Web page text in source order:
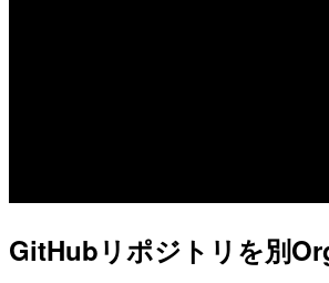
GitHubリポジトリを別